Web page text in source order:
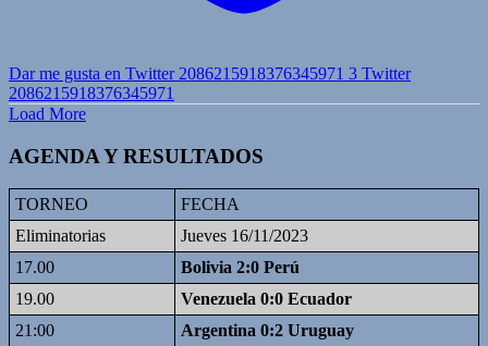
Dar me gusta en Twitter 2086215918376345971 3 Twitter
2086215918376345971
Load More
AGENDA Y RESULTADOS
TORNEO
FECHA
Eliminatorias
Jueves 16/11/2023
17.00
Bolivia 2:0 Perú
19.00
Venezuela 0:0 Ecuador
21:00
Argentina 0:2 Uruguay